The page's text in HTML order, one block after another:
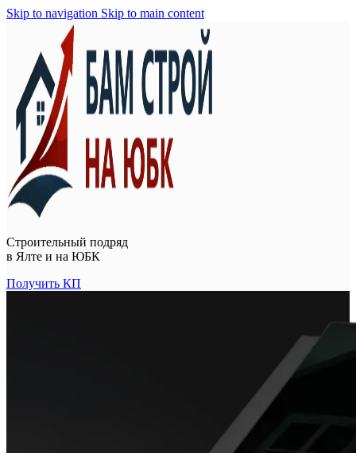
Skip to navigation Skip to main content
Строительный подряд
в Ялте и на ЮБК
Получить КП